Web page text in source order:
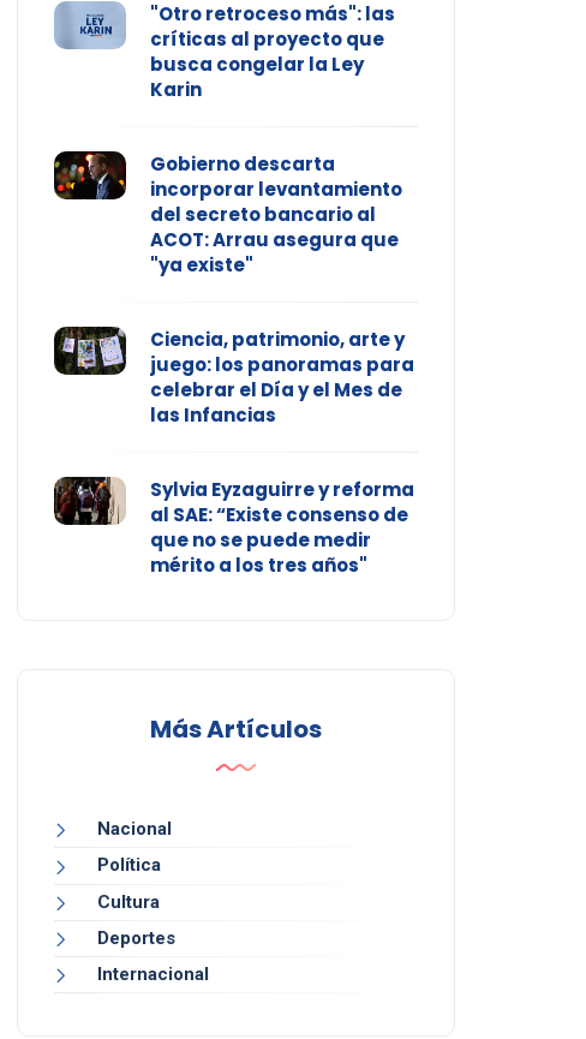
"Otro retroceso más": las
críticas al proyecto que
busca congelar la Ley
Karin
Gobierno descarta
incorporar levantamiento
del secreto bancario al
ACOT: Arrau asegura que
"ya existe"
Ciencia, patrimonio, arte y
juego: los panoramas para
celebrar el Día y el Mes de
las Infancias
Sylvia Eyzaguirre y reforma
al SAE: “Existe consenso de
que no se puede medir
mérito a los tres años"
Más Artículos
Nacional
Política
Cultura
Deportes
Internacional